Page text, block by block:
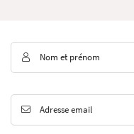
 Recopier le code ci-contre
 Nom et prénom
 Adresse email